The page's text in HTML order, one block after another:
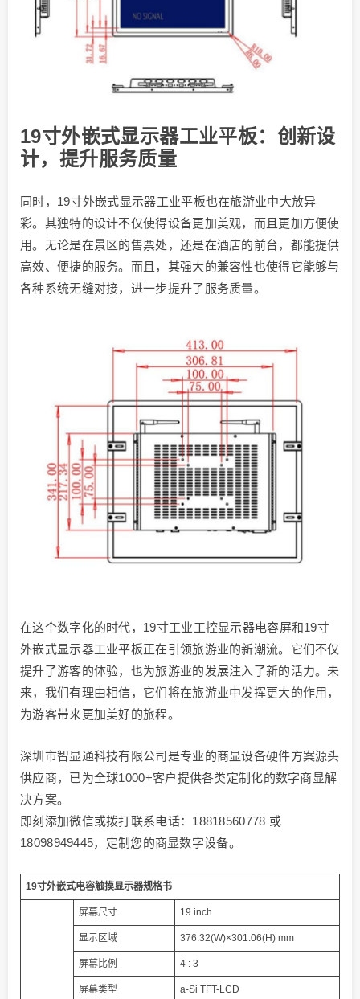
19寸外嵌式显示器工业平板：创新设
计，提升服务质量
同时，19寸外嵌式显示器工业平板也在旅游业中大放异
彩。其独特的设计不仅使得设备更加美观，而且更加方便使
用。无论是在景区的售票处，还是在酒店的前台，都能提供
高效、便捷的服务。而且，其强大的兼容性也使得它能够与
各种系统无缝对接，进一步提升了服务质量。
在这个数字化的时代，19寸工业工控显示器电容屏和19寸
外嵌式显示器工业平板正在引领旅游业的新潮流。它们不仅
提升了游客的体验，也为旅游业的发展注入了新的活力。未
来，我们有理由相信，它们将在旅游业中发挥更大的作用，
为游客带来更加美好的旅程。
深圳市智显通科技有限公司是专业的商显设备硬件方案源头
供应商，已为全球1000+客户提供各类定制化的数字商显解
决方案。
即刻添加微信或拨打联系电话：18818560778 或
18098949445，定制您的商显数字设备。
19寸外嵌式电容触摸显示器规格书
屏幕尺寸 19 inch
显示区域 376.32(W)×301.06(H) mm
屏幕比例 4 : 3
屏幕类型 a-Si TFT-LCD